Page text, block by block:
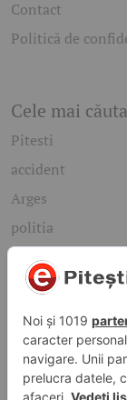
Contact
Politică de
Cele mai
Pitesti
accident
Arges
politia
mioveni
Caută rapid
Găsește cele
interes din
informațiile de